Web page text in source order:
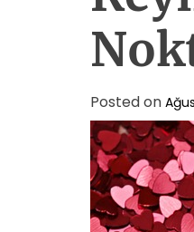
Posted on